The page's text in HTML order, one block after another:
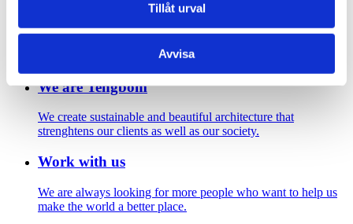
Tillåt urval
Avvisa
we look forward to hearing from you.
We are Tengbom
We create sustainable and beautiful architecture that
strenghtens our clients as well as our society.
Work with us
We are always looking for more people who want to help us
make the world a better place.